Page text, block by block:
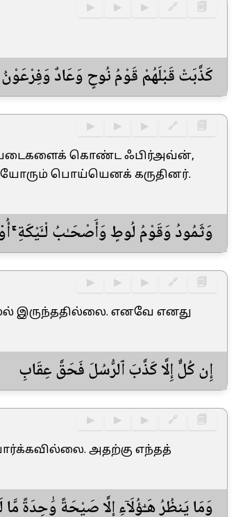
▶ ▶ ▶ 🔗 🗐
كَذَّبَتْ قَبْلَهُمْ قَوْمُ نُوحٍ وَعَادٌ وَفِرْعَوْنُ
▶ ▶ ▶ 🔗 🗐
படைகளைக் கொண்ட ஃபிர்அவ்ன்,
பொய்யெனக் கருதினர்.
وَثَمُودُ وَقَوْمُ لُوطٍ وَأَصْحَـٰبُ لْـَٔيْكَةِ
▶ ▶ ▶ 🔗 🗐
இருந்ததில்லை. எனவே எனது
إِن كُلٌّ إِلَّا كَذَّبَ ٱلرُّسُلَ فَحَقَّ عِقَابِ
▶ ▶ ▶ 🔗 🗐
அதற்கு எந்தத்
وَمَا يَنظُرُ هَـٰٓؤُلَآءِ إِلَّا صَيْحَةً وَٰحِدَةً مَّا